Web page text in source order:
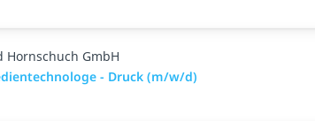
Hornschuch GmbH
- Druck (m/w/d)